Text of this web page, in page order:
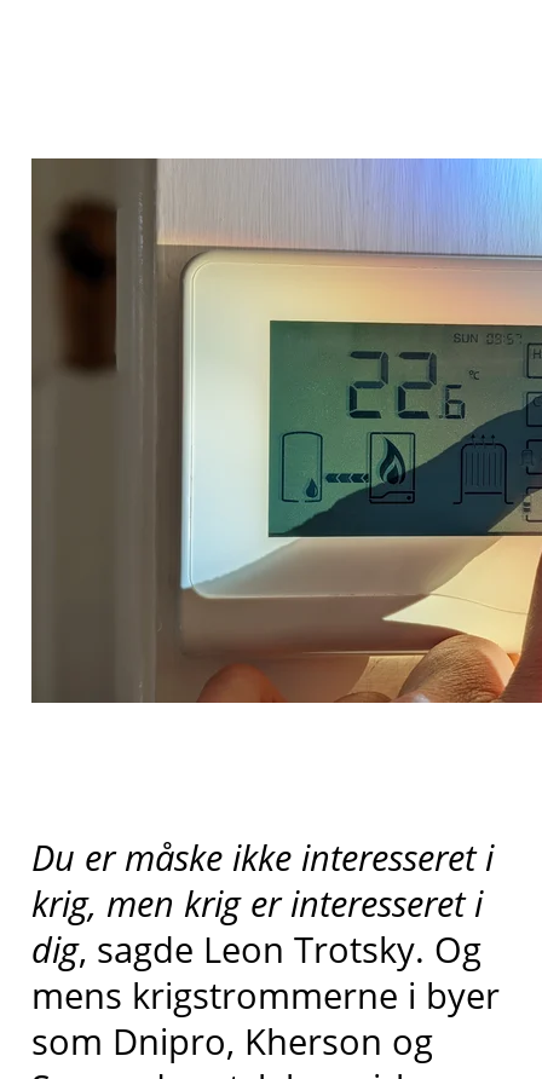
Du er måske ikke interesseret i
krig, men krig er interesseret i
dig, sagde Leon Trotsky. Og
mens krigstrommerne i byer
som Dnipro, Kherson og